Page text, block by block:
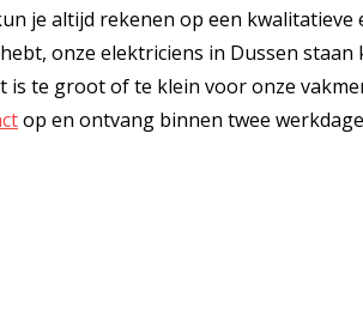
je altijd rekenen op een kwalitatieve
onze elektriciens in Dussen staan
is te groot of te klein voor onze
op en ontvang binnen twee